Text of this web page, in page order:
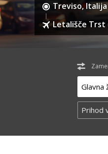
Treviso, Italija
Letališče Trst